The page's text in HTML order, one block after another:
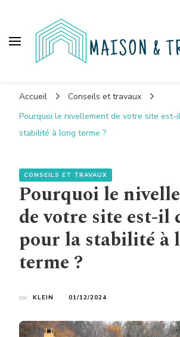
Accueil
Conseils et travaux
Pourquoi le nivellement de votre site est-
stabilité à long terme ?
CONSEILS ET TRAVAUX
Pourquoi le
de votre site est-il
pour la stabilité à
terme ?
par KLEIN 01/12/2024